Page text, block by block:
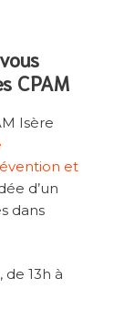
CPAM
Isère
et
d’un
dans
13h à